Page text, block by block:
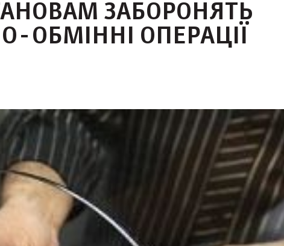
ЗАБОРОНЯТЬ
ОБМІННІ ОПЕРАЦІЇ